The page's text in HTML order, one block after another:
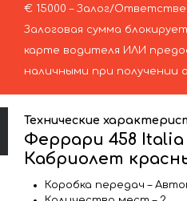
€ 15000 – Залог/
Залоговая сумма
карте водителя ИЛИ
наличными при получении
Технические
Феррари 458
Кабриолет
Коробка передач –